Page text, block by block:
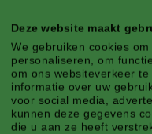
Deze website maakt
We gebruiken cookies
personaliseren, om
om ons websiteverkeer
informatie over uw
voor social media,
kunnen deze gegevens
die u aan ze heeft
Kenmerken